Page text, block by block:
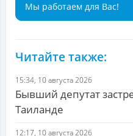
Мы работаем для Вас!
Читайте также:
15:34, 10 августа 2026
Бывший депутат
Таиланде
12:17, 10 августа 2026